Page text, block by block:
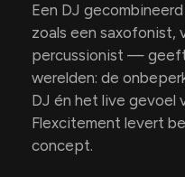
Een DJ
zoals een saxofonist,
percussionist —
werelden: de
DJ én het live gevoel
Flexcitement levert
concept.